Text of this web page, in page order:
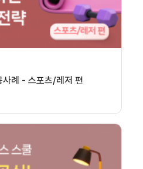
사례 - 스포츠/레저 편